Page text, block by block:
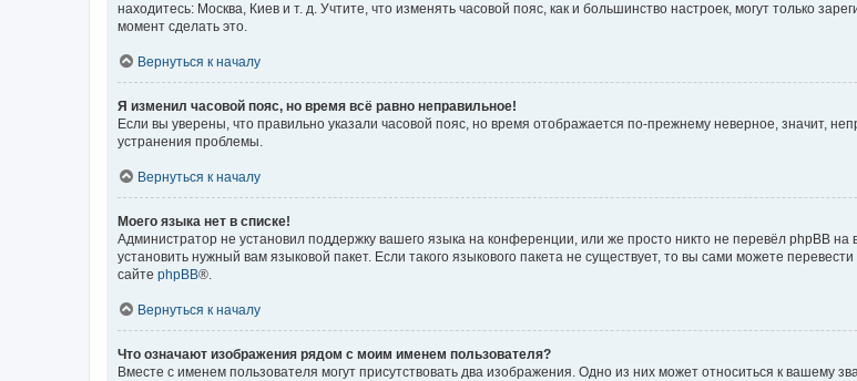
находитесь: Москва, Киев и т. д. Учтите, что изменять часовой пояс, как и большинство настроек, могут только
момент сделать это.
Вернуться к началу
Я изменил часовой пояс, но время всё равно неправильное!
Если вы уверены, что правильно указали часовой пояс, но время отображается по-прежнему неверное, значит,
устранения проблемы.
Вернуться к началу
Моего языка нет в списке!
Администратор не установил поддержку вашего языка на конференции, или же просто никто не перевёл phpBB
установить нужный вам языковой пакет. Если такого языкового пакета не существует, то вы сами можете
сайте phpBB®.
Вернуться к началу
Что означают изображения рядом с моим именем пользователя?
Вместе с именем пользователя могут присутствовать два изображения. Одно из них может относиться к вашему